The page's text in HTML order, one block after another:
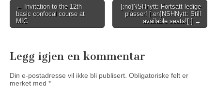
Post
navigation
← Invitation to the 12th
basic confocal course at
MIC
[:no]NSHnytt: Fortsatt ledige
plasser! [:en]NSHNytt: Still
available seats![:] →
Legg igjen en kommentar
Din e-postadresse vil ikke bli publisert. Obligatoriske felt er
merket med *